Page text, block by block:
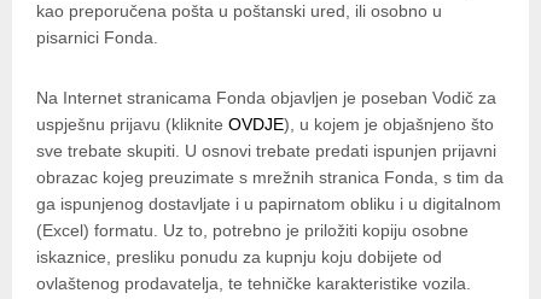
kao preporučena pošta u poštanski ured, ili osobno u
pisarnici Fonda.
Na Internet stranicama Fonda objavljen je poseban Vodič za
uspješnu prijavu (kliknite OVDJE), u kojem je objašnjeno što
sve trebate skupiti. U osnovi trebate predati ispunjen prijavni
obrazac kojeg preuzimate s mrežnih stranica Fonda, s tim da
ga ispunjenog dostavljate i u papirnatom obliku i u digitalnom
(Excel) formatu. Uz to, potrebno je priložiti kopiju osobne
iskaznice, presliku ponudu za kupnju koju dobijete od
ovlaštenog prodavatelja, te tehničke karakteristike vozila.